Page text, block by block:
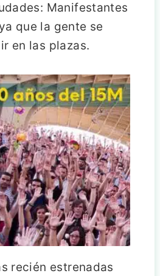
Manifestantes
que la gente se
en las plazas.
recién estrenadas